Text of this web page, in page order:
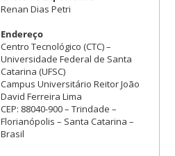
Renan Dias Petri
Endereço
Centro Tecnológico (CTC) –
Universidade Federal de Santa
Catarina (UFSC)
Campus Universitário Reitor João
David Ferreira Lima
CEP: 88040-900 – Trindade –
Florianópolis – Santa Catarina –
Brasil